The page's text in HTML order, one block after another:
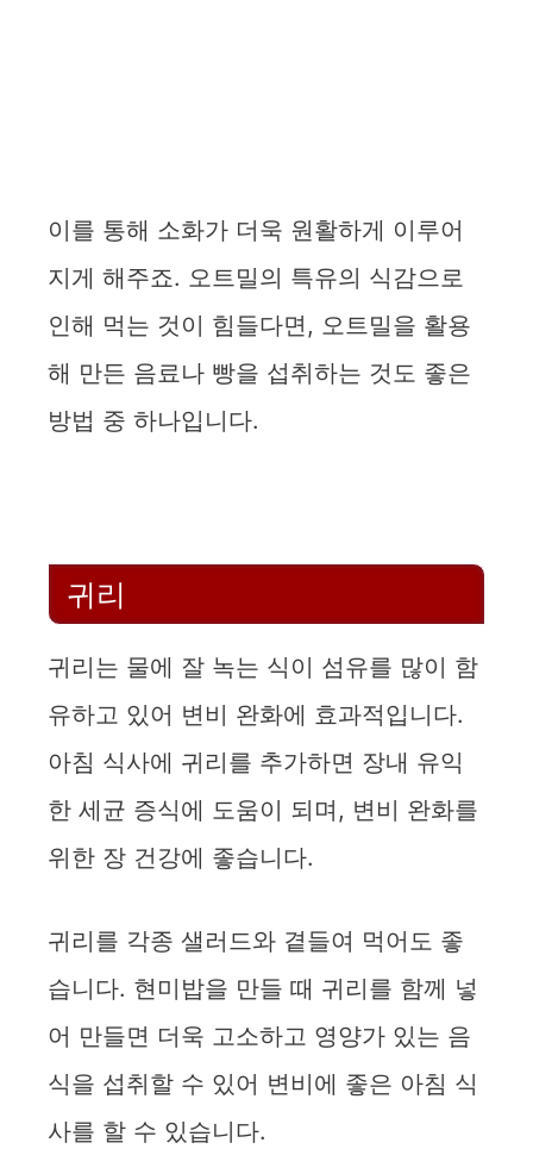
이를 통해 소화가 더욱 원활하게 이루어
지게 해주죠. 오트밀의 특유의 식감으로
인해 먹는 것이 힘들다면, 오트밀을 활용
해 만든 음료나 빵을 섭취하는 것도 좋은
방법 중 하나입니다.
귀리
귀리는 물에 잘 녹는 식이 섬유를 많이 함
유하고 있어 변비 완화에 효과적입니다.
아침 식사에 귀리를 추가하면 장내 유익
한 세균 증식에 도움이 되며, 변비 완화를
위한 장 건강에 좋습니다.
귀리를 각종 샐러드와 곁들여 먹어도 좋
습니다. 현미밥을 만들 때 귀리를 함께 넣
어 만들면 더욱 고소하고 영양가 있는 음
식을 섭취할 수 있어 변비에 좋은 아침 식
사를 할 수 있습니다.